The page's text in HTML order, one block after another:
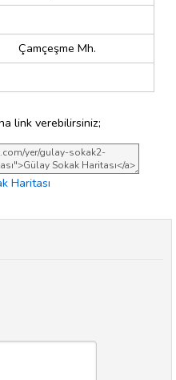
Çamçeşme Mh.
link verebilirsiniz;
Haritası